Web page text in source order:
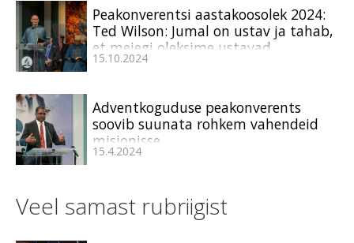
Peakonverentsi aastakoosolek 2024:
Ted Wilson: Jumal on ustav ja tahab,
et meiegi oleksime ustavad
15.10.2024
Adventkoguduse peakonverents
soovib suunata rohkem vahendeid
misjonisse
15.4.2024
Veel samast rubriigist